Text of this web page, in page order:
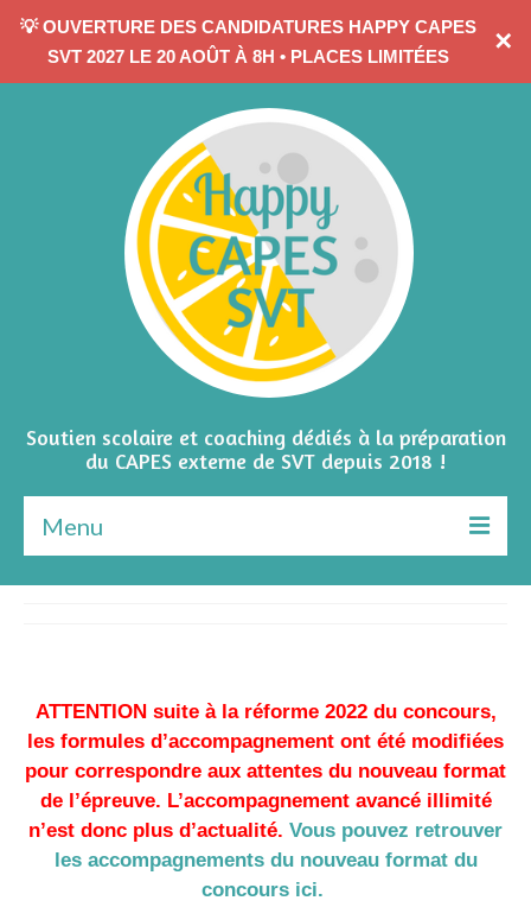
CONTACTEZ-MOI
Soutien scolaire et coaching dédiés à la préparation
du CAPES externe de SVT depuis 2018 !
Menu
Bilan gratuit
Ressources
★★★ Témoignages
À Propos
ATTENTION suite à la réforme 2022 du concours,
les formules d’accompagnement ont été modifiées
pour correspondre aux attentes du nouveau format
de l’épreuve. L’accompagnement avancé illimité
n’est donc plus d’actualité. Vous pouvez retrouver
les accompagnements du nouveau format du
concours ici.
💡 OUVERTURE DES CANDIDATURES HAPPY CAPES
SVT 2027 LE 20 AOÛT À 8H • PLACES LIMITÉES
✕